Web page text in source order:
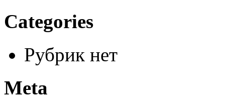
Categories
Рубрик нет
Meta